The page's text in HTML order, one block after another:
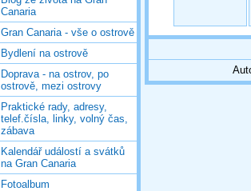
Canaria
Gran Canaria - vše o ostrově
Bydlení na ostrově
Doprava - na ostrov, po
ostrově, mezi ostrovy
Praktické rady, adresy,
telef.čísla, linky, volný čas,
zábava
Kalendář událostí a svátků
na Gran Canaria
Fotoalbum